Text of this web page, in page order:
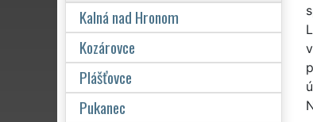
Kalná nad Hronom
Kozárovce
Plášťovce
Pukanec